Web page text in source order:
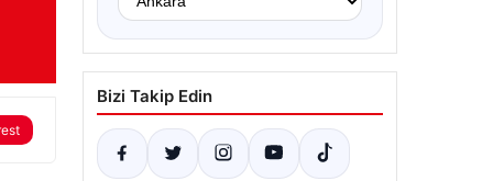
Bizi Takip Edin